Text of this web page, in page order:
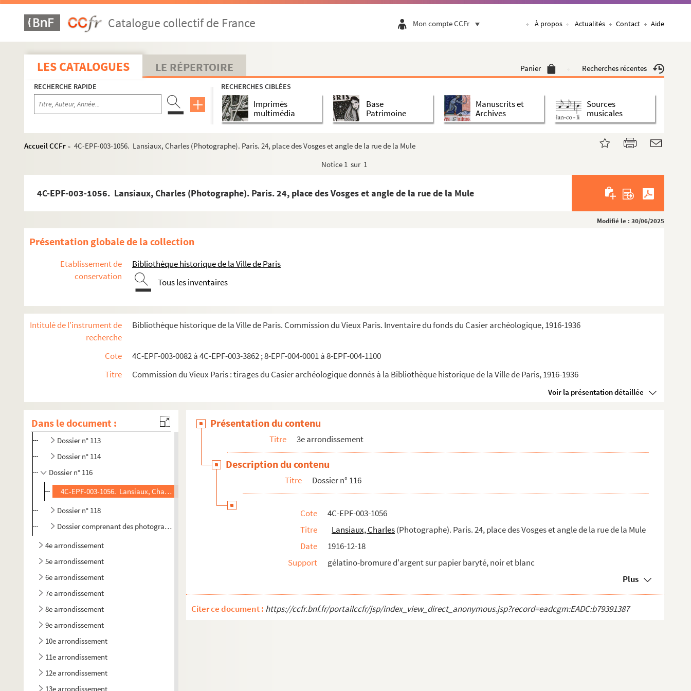
Catalogue collectif de France Mon compte CCFr À propos Actualités Contact Aide
LES CATALOGUES LE RÉPERTOIRE Panier Recherches récentes
RECHERCHE RAPIDE RECHERCHES CIBLÉES
Imprimés
multimédia
Base
Patrimoine
Manuscrits et
Archives
Sources
musicales
Accueil CCFr > 4C-EPF-003-1056. Lansiaux, Charles (Photographe). Paris. 24, place des Vosges et angle de la rue de la Mule
Notice 1 sur 1
4C-EPF-003-1056. Lansiaux, Charles (Photographe). Paris. 24, place des Vosges et angle de la rue de la Mule
Modifié le : 30/06/2025
Présentation globale de la collection
Etablissement de
conservation
Bibliothèque historique de la Ville de Paris
Tous les inventaires
Intitulé de l'instrument de
recherche
Bibliothèque historique de la Ville de Paris. Commission du Vieux Paris. Inventaire du fonds du Casier archéologique, 1916-1936
Cote
4C-EPF-003-0082 à 4C-EPF-003-3862 ; 8-EPF-004-0001 à 8-EPF-004-1100
Titre
Commission du Vieux Paris : tirages du Casier archéologique donnés à la Bibliothèque historique de la Ville de Paris, 1916-1936
Voir la présentation détaillée
Dans le document :
Dossier n° 89
Dossier n° 90
Dossier n° 91
Dossier n° 92
Dossier n° 92 bis
Dossier n° 93
Dossier n° 102
Dossier n° 102 bis
Dossier n° 103 bis
Dossier n° 105
Dossier n° 106
Dossier n° 111
Dossier n° 112
Dossier n° 113
Dossier n° 114
Dossier n° 116
4C-EPF-003-1056. Lansiaux, Charles (Photographe). Paris. 24, place des Vosges et angle de la rue de la Mule
Dossier n° 118
Dossier comprenant des photographies du IIIe arrondissement sans n° de dossier
4e arrondissement
5e arrondissement
6e arrondissement
7e arrondissement
8e arrondissement
9e arrondissement
10e arrondissement
11e arrondissement
12e arrondissement
13e arrondissement
Présentation du contenu
Titre 3e arrondissement
Description du contenu
Titre Dossier n° 116
Cote
4C-EPF-003-1056
Titre
Lansiaux, Charles(Photographe). Paris. 24, place des Vosges et angle de la rue de la Mule
Date
1916-12-18
Support
gélatino-bromure d'argent sur papier baryté, noir et blanc
Plus
Citer ce document : https://ccfr.bnf.fr/portailccfr/jsp/index_view_direct_anonymous.jsp?record=eadcgm:EADC:b79391387